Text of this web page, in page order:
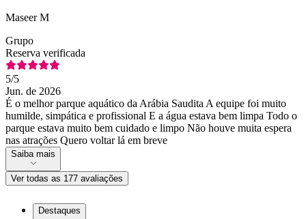
Maseer M
Grupo
Reserva verificada
5/5
Jun. de 2026
É o melhor parque aquático da Arábia Saudita A equipe foi muito
humilde, simpática e profissional E a água estava bem limpa Todo o
parque estava muito bem cuidado e limpo Não houve muita espera
nas atrações Quero voltar lá em breve
Saiba mais
Ver todas as 177 avaliações
Destaques